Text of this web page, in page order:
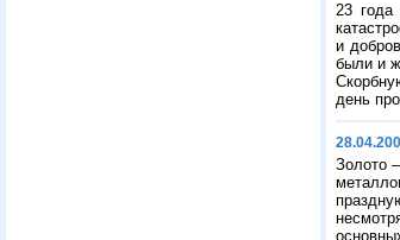
23 года
и
были и
день
Золото